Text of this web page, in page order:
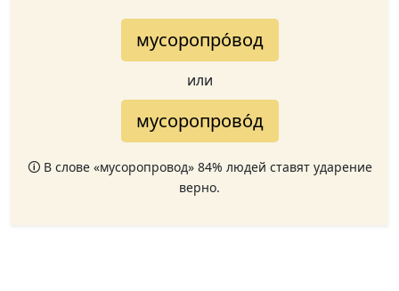
мусоропро́вод
или
мусоропрово́д
🛈 В слове «мусоропровод» 84% людей ставят ударение
верно.